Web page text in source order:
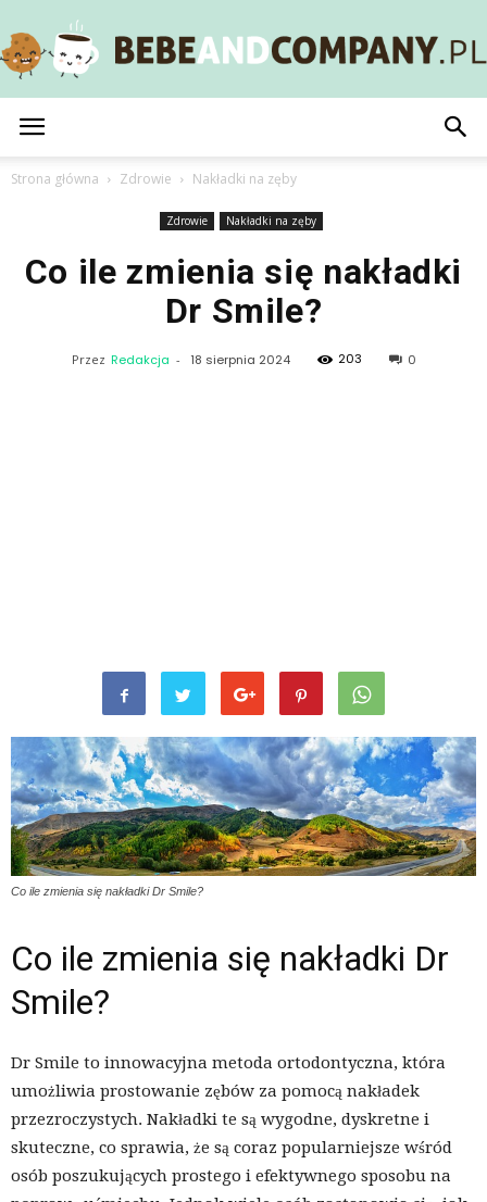
Strona główna Zdrowie Nakładki na zęby
Zdrowie Nakładki na zęby
Co ile zmienia się nakładki
Dr Smile?
Przez Redakcja - 18 sierpnia 2024 203 0
Co ile zmienia się nakładki Dr Smile?
Co ile zmienia się nakładki Dr
Smile?
Dr Smile to innowacyjna metoda ortodontyczna, która
umożliwia prostowanie zębów za pomocą nakładek
przezroczystych. Nakładki te są wygodne, dyskretne i
skuteczne, co sprawia, że są coraz popularniejsze wśród
osób poszukujących prostego i efektywnego sposobu na